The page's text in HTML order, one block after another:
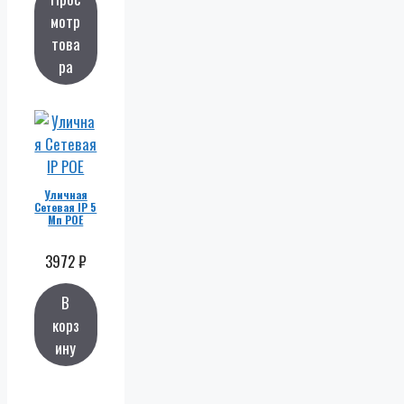
мотр
това
ра
Уличная
Сетевая IP 5
Мп POE
3972₽
В
корз
ину